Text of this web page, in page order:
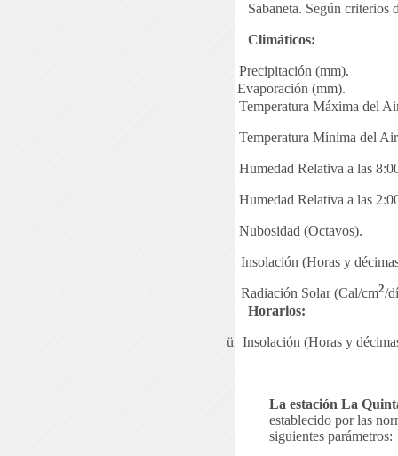
Sabaneta. Según
Climáticos:
Precipitación (mm).
Evaporación (mm).
Temperatura Máxima del
Temperatura Mínima del
Humedad Relativa a las
Humedad Relativa a las
Nubosidad (Octavos).
Insolación (Horas y
Radiación Solar (Cal/cm2/
Horarios:
ü Insolación (Horas y
La estación La
establecido por las
siguientes parámetros: